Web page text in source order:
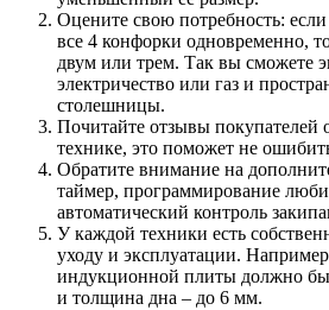
Оцените свою потребность:
все 4 конфорки одновременно,
двум или трем. Так вы сможете
электричество или газ и
столешницы.
Почитайте отзывы покупателей
технике, это поможет не
Обратите внимание на
таймер, программирование
автоматический контроль
У каждой техники есть
уходу и эксплуатации.
индукционной плиты должно
и толщина дна – до 6 мм.